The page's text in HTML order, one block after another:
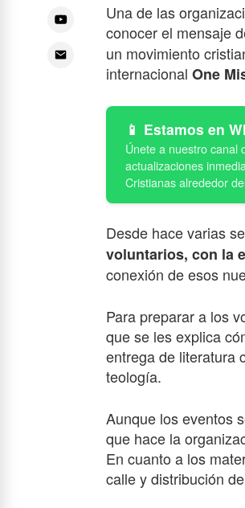
Una de las
conocer el mensaje
un movimiento
internacional One
Estamos en
Desde hace varias
voluntarios, con la
conexión de esos
Para preparar a los
que se les explica
entrega de literatura
teología.
Aunque los eventos
que hace la
En cuanto a los
calle y distribución